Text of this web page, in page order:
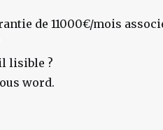
de 11000€/mois
lisible ?
word.